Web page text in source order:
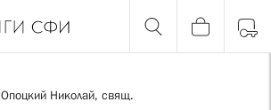
Опоцкий Николай, свящ.